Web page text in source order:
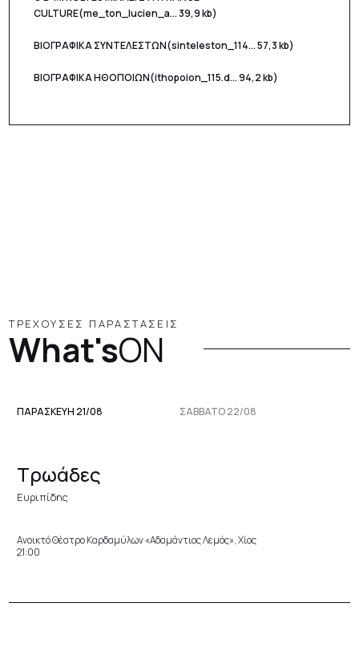
CULTURE(me_ton_lucien_a... 39,9 kb)
ΒΙΟΓΡΑΦΙΚΑ ΣΥΝΤΕΛΕΣΤΩΝ(sinteleston_114... 57,3 kb)
ΒΙΟΓΡΑΦΙΚΑ ΗΘΟΠΟΙΩΝ(ithopoion_115.d... 94,2 kb)
ΤΡΕΧΟΥΣΕΣ ΠΑΡΑΣΤΑΣΕΙΣ
What'sON
ΠΑΡΑΣΚΕΥΉ 21/08 ΣΆΒΒΑΤΟ 22/08
Τρωάδες
Ευριπίδης
Ανοικτό Θέατρο Καρδαμύλων «Αδαμάντιος Λεμός», Χίος
21:00